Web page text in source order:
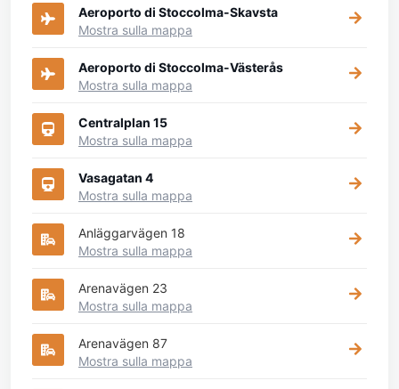
Aeroporto di Stoccolma-Skavsta
Mostra sulla mappa
Aeroporto di Stoccolma-Västerås
Mostra sulla mappa
Centralplan 15
Mostra sulla mappa
Vasagatan 4
Mostra sulla mappa
Anläggarvägen 18
Mostra sulla mappa
Arenavägen 23
Mostra sulla mappa
Arenavägen 87
Mostra sulla mappa